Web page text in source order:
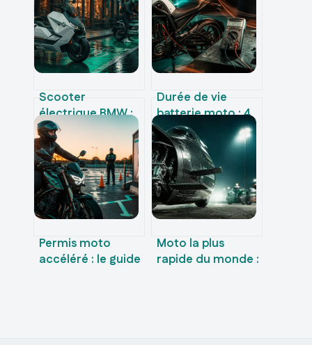
Scooter
électrique BMW :
le CE 04 à 199
€/mois et les clés
pour bien choisir
Durée de vie
batterie moto : 4
réflexes pour
éviter la panne et
prolonger sa
longévité
Permis moto
accéléré : le guide
Moto la plus
rapide du monde :